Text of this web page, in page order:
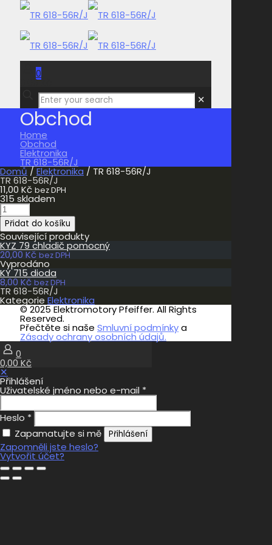
0
0,00 Kč
✕
Obchod
Home
Obchod
Elektronika
TR 618-56R/J
Domů / Elektronika / TR 618-56R/J
TR 618-56R/J
11,00 Kč bez DPH
315 skladem
TR
618-
56R/J
množství
Přidat do košíku
Související produkty
KYZ 79 chladič pomocný
20,00 Kč bez DPH
Vyprodáno
KY 715 dioda
8,00 Kč bez DPH
TR 618-56R/J
Kategorie Elektronika
© 2025 Elektromotory Pfeiffer. All Rights
Reserved.
Přečtěte si naše Smluvní podmínkya
Zásady ochrany osobních údajů.
0
0,00 Kč
✕
Přihlášení
Uživatelské jméno nebo e-mail *
Heslo *
Zapamatujte si mě
Přihlášení
Zapomněli jste heslo?
Vytvořit účet?